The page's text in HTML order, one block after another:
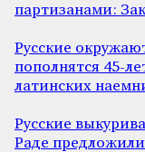
партизанами:
Русские
пополнятся 45-
латинских
Русские
Раде